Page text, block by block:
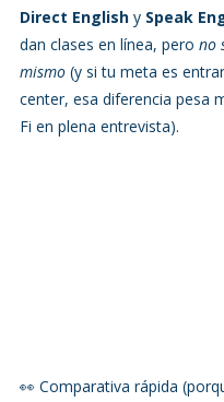
Direct English y Speak
dan clases en línea, pero no
mismo (y si tu meta es
center, esa diferencia pesa
Fi en plena entrevista).
👀 Comparativa rápida